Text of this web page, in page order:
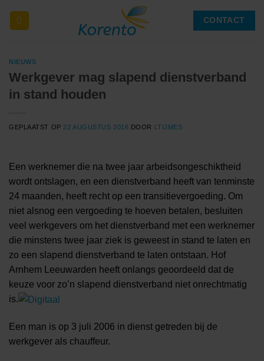
naar
CONTACT
NIEUWS
Werkgever mag slapend dienstverband
in stand houden
GEPLAATST OP 22 AUGUSTUS 2016 DOOR LTIJMES
Een werknemer die na twee jaar arbeidsongeschiktheid
wordt ontslagen, en een dienstverband heeft van tenminste
24 maanden, heeft recht op een transitievergoeding. Om
niet alsnog een vergoeding te hoeven betalen, besluiten
veel werkgevers om het dienstverband met een werknemer
die minstens twee jaar ziek is geweest in stand te laten en
zo een slapend dienstverband te laten ontstaan. Hof
Arnhem Leeuwarden heeft onlangs geoordeeld dat de
keuze voor zo’n slapend dienstverband niet onrechtmatig
is.
Een man is op 3 juli 2006 in dienst getreden bij de
werkgever als chauffeur.